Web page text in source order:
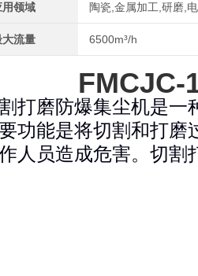
用领域 陶瓷,金属加工,研磨,
大流量 6500m³/h
FMCJC-
打磨防爆集尘机是一
功能是将切割和打磨
人员造成危害。切割